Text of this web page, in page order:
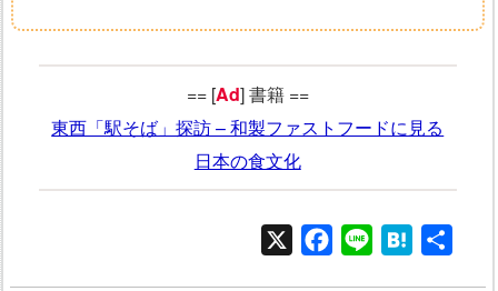
== [Ad] 書籍 ==
東西「駅そば」探訪 – 和製ファストフードに見る
日本の食文化
Facebook
Line Hatena